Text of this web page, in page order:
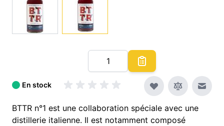
En stock
BTTR n°1 est une collaboration spéciale avec une
distillerie italienne. Il est notamment composé
Quantité